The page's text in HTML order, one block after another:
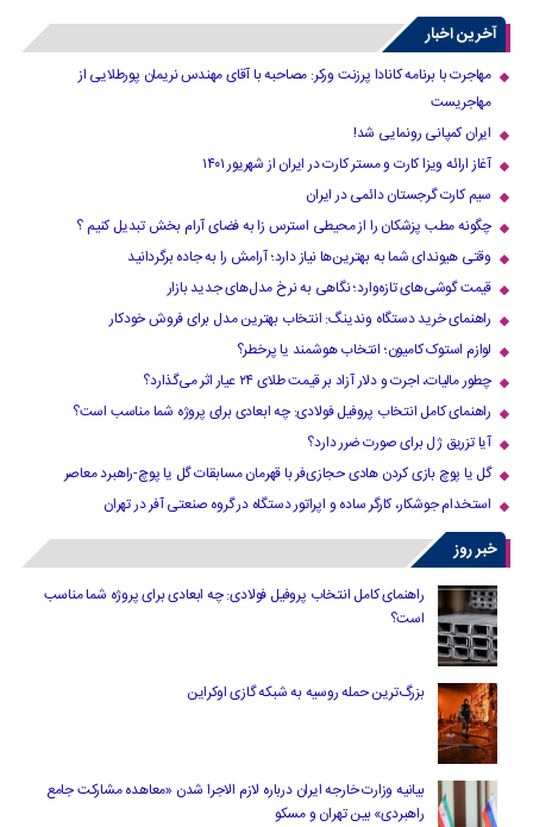
آخرین اخبار
مهاجرت با برنامه کانادا پرزنت ورکر: مصاحبه با آقای مهندس نریمان پورطلایی از
مهاجریست
ایران کمپانی رونمایی شد!
آغاز ارائه ویزا کارت و مستر کارت در ایران از شهریور ۱۴۰۱
سیم کارت گرجستان دائمی در ایران
چگونه مطب پزشکان را از محیطی استرس زا به فضای آرام بخش تبدیل کنیم ؟
وقتی هیوندای شما به بهترین‌ها نیاز دارد؛ آرامش را به جاده برگردانید
قیمت گوشی‌های تازه‌وارد؛ نگاهی به نرخ مدل‌های جدید بازار
راهنمای خرید دستگاه وندینگ: انتخاب بهترین مدل برای فروش خودکار
لوازم استوک کامیون؛ انتخاب هوشمند یا پرخطر؟
چطور مالیات، اجرت و دلار آزاد بر قیمت طلای ۲۴ عیار اثر می‌گذارد؟
راهنمای کامل انتخاب پروفیل فولادی: چه ابعادی برای پروژه شما مناسب است؟
آیا تزریق ژل برای صورت ضرر دارد​؟
گل یا پوچ بازی کردن هادی حجازی‌فر با قهرمان مسابقات گل یا پوچ-راهبرد معاصر
استخدام جوشکار، کارگر ساده و اپراتور دستگاه در گروه صنعتی آفر در تهران
خبر روز
راهنمای کامل انتخاب پروفیل فولادی: چه ابعادی برای پروژه شما مناسب
است؟
بزرگ‌ترین حمله روسیه به شبکه گازی اوکراین
بیانیه وزارت خارجه ایران درباره لازم‌ الاجرا شدن «معاهده مشارکت جامع
راهبردی» بین تهران و مسکو